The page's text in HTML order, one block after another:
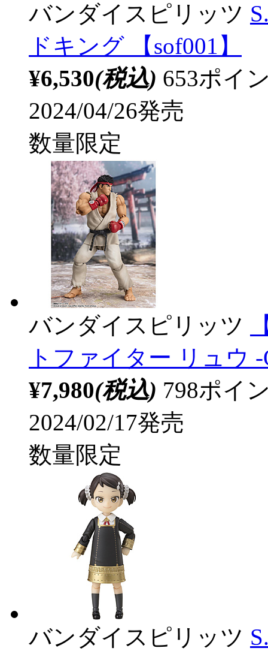
バンダイスピリッツ
ドキング 【sof001】
¥6,530(税込) 653ポイ
2024/04/26発売
数量限定
バンダイスピリッツ
トファイター リュウ
¥7,980(税込) 798ポイ
2024/02/17発売
数量限定
バンダイスピリッツ